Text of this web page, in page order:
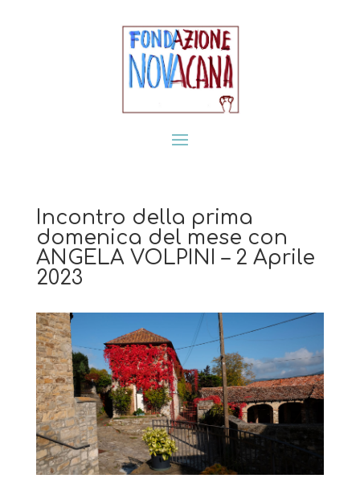
Incontro della prima
domenica del mese con
ANGELA VOLPINI – 2 Aprile
2023